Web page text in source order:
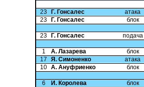
23
Г. Гонсалес атака
23
Г. Гонсалес блок
23
Г. Гонсалес подача
1
А. Лазарева блок
17
Я. Симоненко атака
10 А. Ануфриенко блок
6
И. Королева блок